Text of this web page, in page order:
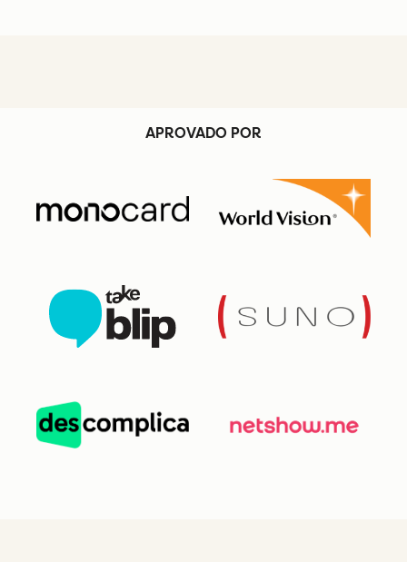
APROVADO POR